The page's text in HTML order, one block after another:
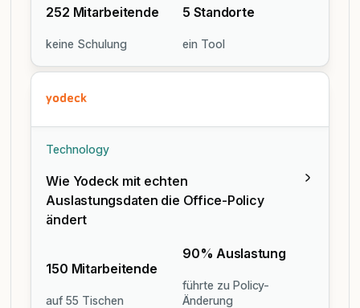
252 Mitarbeitende
keine Schulung
5 Standorte
ein Tool
Technology
Wie Yodeck mit echten
Auslastungsdaten die Office-Policy
ändert
150 Mitarbeitende
auf 55 Tischen
90% Auslastung
führte zu Policy-
Änderung